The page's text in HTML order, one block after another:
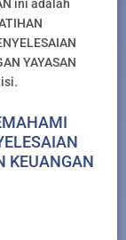
ini adalah
YAYASAN
KEUANGAN